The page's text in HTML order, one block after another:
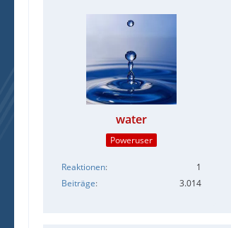
water
Poweruser
Reaktionen
1
Beiträge
3.014